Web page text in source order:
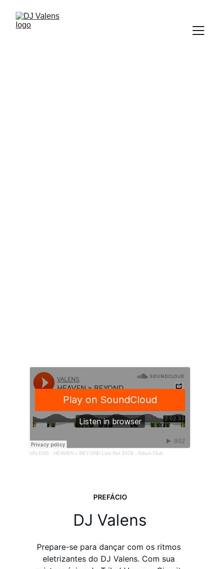
PREFÁCIO
DJ Valens
Prepare-se para dançar com os ritmos
eletrizantes do DJ Valens. Com sua